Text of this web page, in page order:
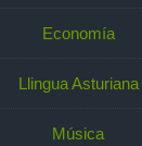
Economía
Llingua Asturiana
Música